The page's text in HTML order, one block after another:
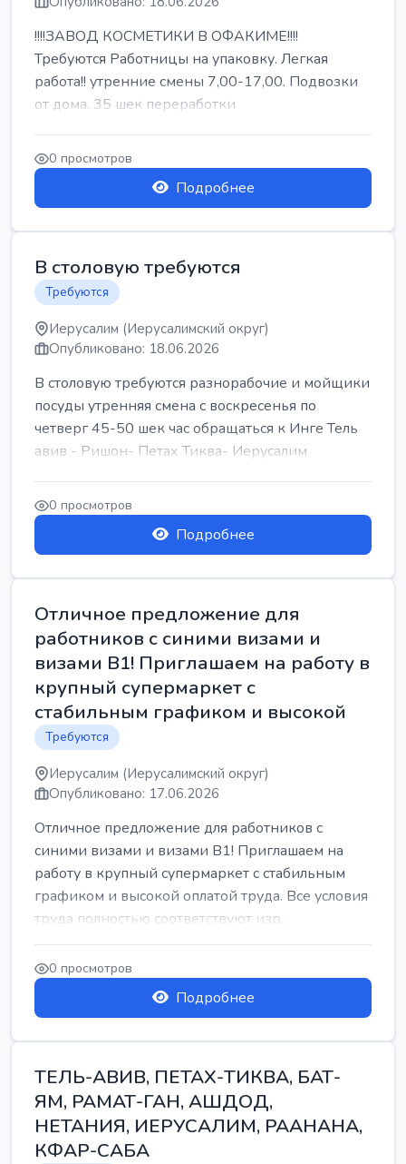
!!!!ЗАВОД КОСМЕТИКИ В ОФАКИМЕ!!!!
Требуются Работницы на упаковку. Легкая
работа!! утренние смены 7,00-17,00. Подвозки
от дома. 35 шек переработки
0 просмотров
Подробнее
В столовую требуются
Требуются
Иерусалим (Иерусалимский округ)
Опубликовано: 18.06.2026
В столовую требуются разнорабочие и мойщики
посуды утренняя смена с воскресенья по
четверг 45-50 шек час обращаться к Инге Тель
авив - Ришон- Петах Тиква- Иерусалим
0 просмотров
Подробнее
Отличное предложение для
работников с синими визами и
визами B1! Приглашаем на работу в
крупный супермаркет с
стабильным графиком и высокой
Требуются
Иерусалим (Иерусалимский округ)
Опубликовано: 17.06.2026
Отличное предложение для работников с
синими визами и визами B1! Приглашаем на
работу в крупный супермаркет с стабильным
графиком и высокой оплатой труда. Все условия
труда полностью соответствуют изр...
0 просмотров
Подробнее
ТЕЛЬ-АВИВ, ПЕТАХ-ТИКВА, БАТ-
ЯМ, РАМАТ-ГАН, АШДОД,
НЕТАНИЯ, ИЕРУСАЛИМ, РААНАНА,
КФАР-САБА